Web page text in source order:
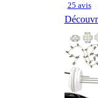
25 avis